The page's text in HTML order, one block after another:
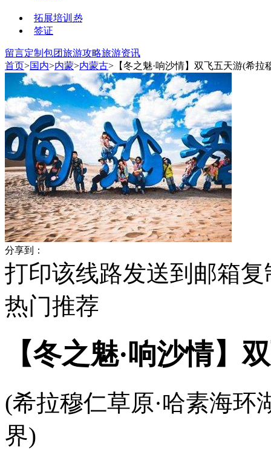
拓展培训 热
签证
留言定制包团旅游攻略旅游资讯
首页>国内>内蒙>内蒙古>【冬之魅·响沙情】双飞五天游(希拉
分享到：
打印该线路发送到邮箱复
热门推荐
【冬之魅·响沙情】
(希拉穆仁草原·哈素海环
界)